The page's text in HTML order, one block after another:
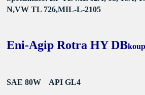
N,VW TL 726,MIL-L-2105
Eni-Agip Rotra HY DB
SAE 80W API GL4